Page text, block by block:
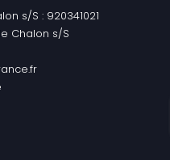
s/S : 920341021
Chalon s/S